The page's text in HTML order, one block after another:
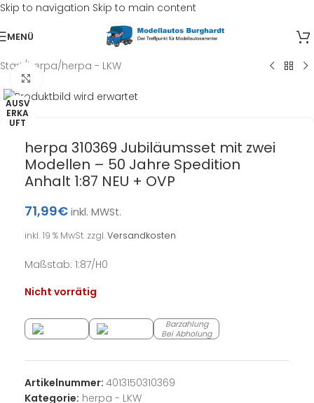
Skip to navigation Skip to main content
MENÜ
Start /herpa/herpa - LKW
AUSV
ERKA
UFT
herpa 310369 Jubiläumsset mit zwei
Modellen – 50 Jahre Spedition
Anhalt 1:87 NEU + OVP
71,99€ inkl. MWSt.
inkl. 19 % MwSt. zzgl.Versandkosten
Maßstab: 1:87/H0
Nicht vorrätig
Barzahlung
Bei Abholung
Artikelnummer: 4013150310369
Kategorie: herpa - LKW